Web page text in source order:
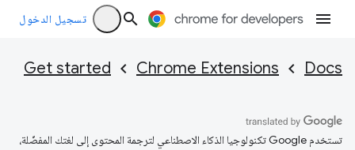
تسجيل الدخول
Docs
Chrome Extensions
Get started
تستخدم Google تكنولوجيا الذكاء الاصطناعي لترجمة المحتوى إلى لغتك المفضّلة،